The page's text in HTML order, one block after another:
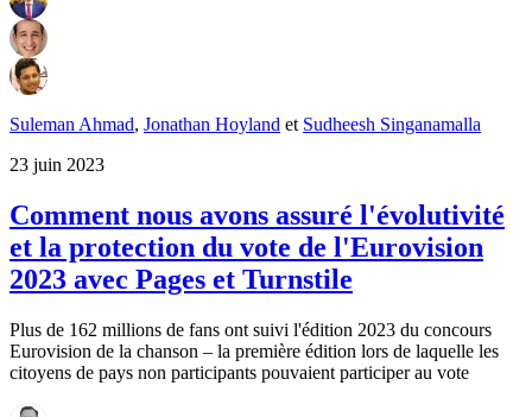
Suleman Ahmad, Jonathan Hoyland et Sudheesh Singanamalla
23 juin 2023
Comment nous avons assuré l'évolutivité
et la protection du vote de l'Eurovision
2023 avec Pages et Turnstile
Plus de 162 millions de fans ont suivi l'édition 2023 du concours
Eurovision de la chanson – la première édition lors de laquelle les
citoyens de pays non participants pouvaient participer au vote